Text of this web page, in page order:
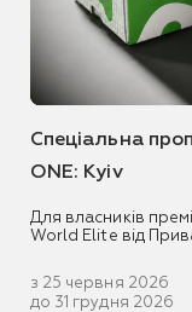
Спеціальна
ONE: Kyiv
Для власників
World Elite від
з 25 червня 2026
до 31 грудня 2026